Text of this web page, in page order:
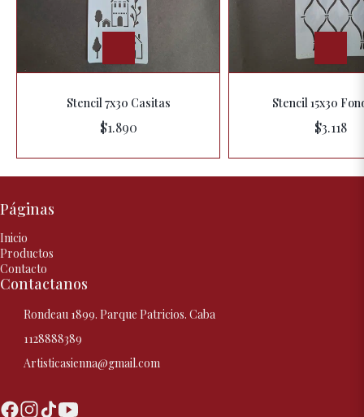
Stencil 7x30 Casitas
$1.890
Stencil 15x30
$3.118
Páginas
Inicio
Productos
Contacto
Contactanos
Rondeau 1899. Parque Patricios. Caba
1128888389
Artisticasienna@gmail.com